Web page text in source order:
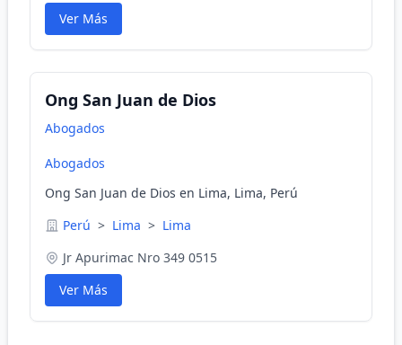
Ver Más
Ong San Juan de Dios
Abogados
Abogados
Ong San Juan de Dios en Lima, Lima, Perú
Perú > Lima > Lima
Jr Apurimac Nro 349 0515
Ver Más